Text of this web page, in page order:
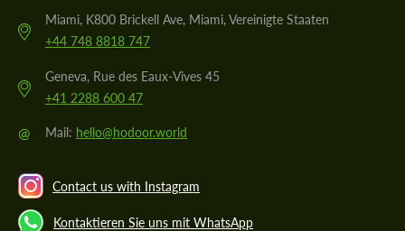
Miami, K800 Brickell Ave, Miami, Vereinigte Staaten
+44 748 8818 747
Geneva, Rue des Eaux-Vives 45
+41 2288 600 47
@ Mail: hello@hodoor.world
Contact us with Instagram
Kontaktieren Sie uns mit WhatsApp